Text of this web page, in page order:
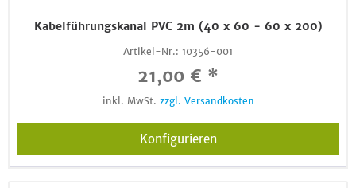
Kabelführungskanal PVC 2m (40 x 60 - 60 x 200)
Artikel-Nr.: 10356-001
21,00 € *
inkl. MwSt. zzgl. Versandkosten
Konfigurieren